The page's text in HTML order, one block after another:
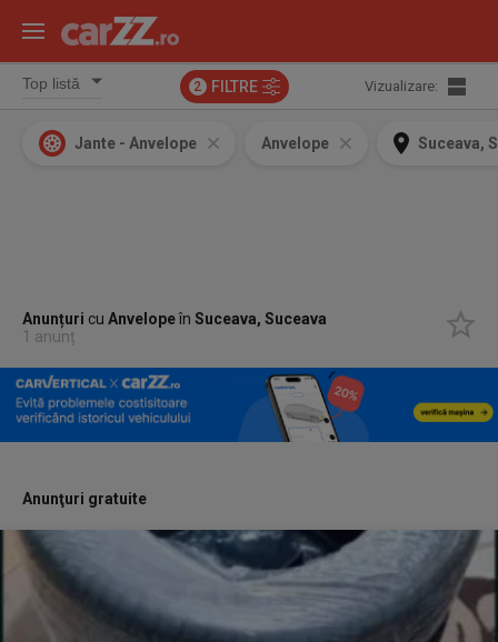
2 FILTRE Vizualizare:
Jante - Anvelope Anvelope Suceava,
Anunțuri cuAnvelopeînSuceava, Suceava
1 anunț
Anunţuri gratuite